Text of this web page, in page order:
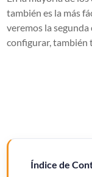
también es la más
veremos la
configurar, también
Índice de